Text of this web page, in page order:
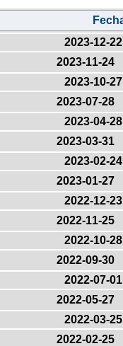
2023-12-22
2023-11-24
2023-10-27
2023-07-28
2023-04-28
2023-03-31
2023-02-24
2023-01-27
2022-12-23
2022-11-25
2022-10-28
2022-09-30
2022-07-01
2022-05-27
2022-03-25
2022-02-25